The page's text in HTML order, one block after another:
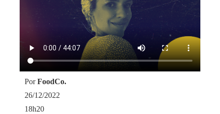
PorFoodCo.
26/12/2022
18h20